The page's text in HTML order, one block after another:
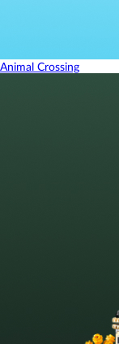
Animal Crossing